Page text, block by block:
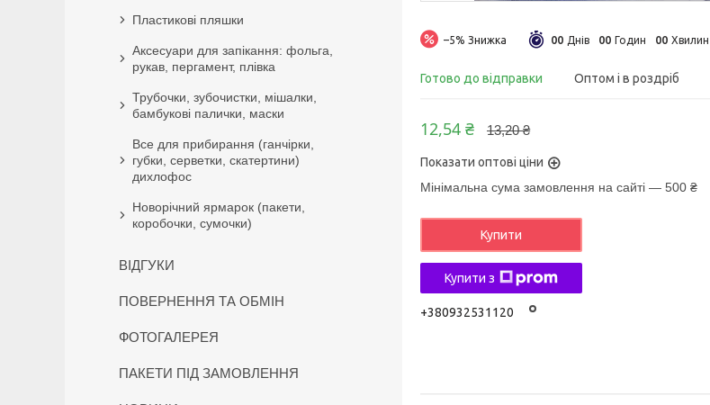
–5% 00 Днів 00 Годин 00 Хвилин
Готово до відправки Оптом і в роздріб
13,20 ₴
12,54 ₴
Показати оптові ціни
Мінімальна сума замовлення на сайті — 500 ₴
Купити
Купити з
+380932531120
Пластикові пляшки
Аксесуари для запікання: фольга,
рукав, пергамент, плівка
Трубочки, зубочистки, мішалки,
бамбукові палички, маски
Все для прибирання (ганчірки,
губки, серветки, скатертини)
дихлофос
Новорічний ярмарок (пакети,
коробочки, сумочки)
ВІДГУКИ
ПОВЕРНЕННЯ ТА ОБМІН
ФОТОГАЛЕРЕЯ
ПАКЕТИ ПІД ЗАМОВЛЕННЯ